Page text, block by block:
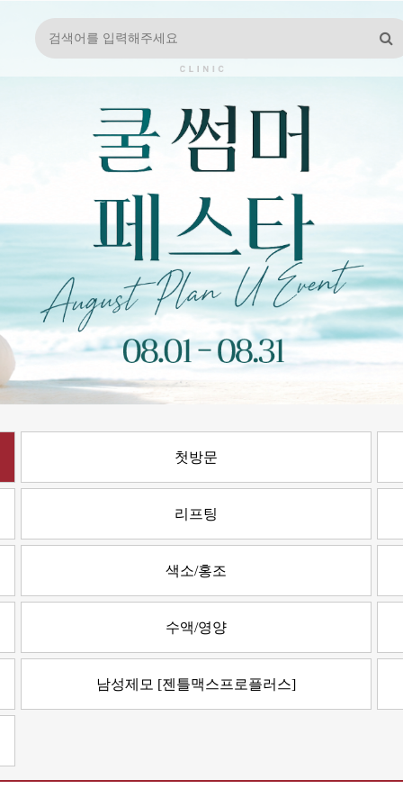
첫방문
리프팅
색소/홍조
수액/영양
남성제모 [젠틀맥스프로플러스]